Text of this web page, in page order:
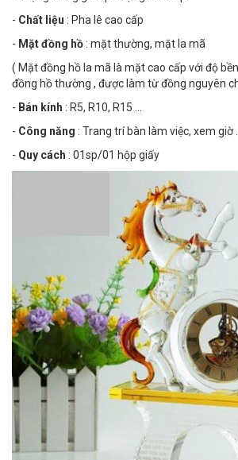
- Chất liệu : Pha lê cao cấp
- Mặt đồng hồ : mặt thường, mặt la mã
( Mặt đồng hồ la mã là mặt cao cấp với độ
đồng hồ thường , được làm từ đồng nguyên
- Bán kính : R5, R10, R15 ...
- Công năng : Trang trí bàn làm việc, xem giờ ..
- Quy cách : 01sp/01 hộp giấy